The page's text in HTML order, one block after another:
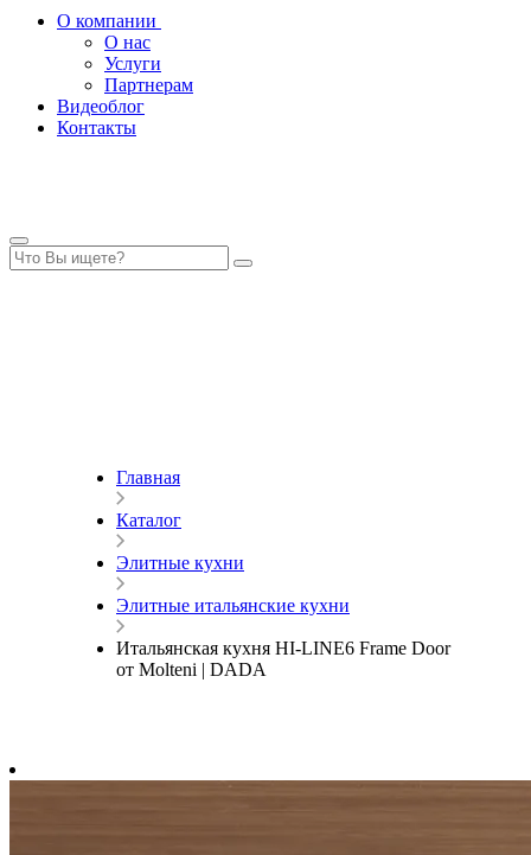
О компании
О нас
Услуги
Партнерам
Видеоблог
Контакты
Главная
Каталог
Элитные кухни
Элитные итальянские кухни
Итальянская кухня HI-LINE6 Frame Door
от Molteni | DADA